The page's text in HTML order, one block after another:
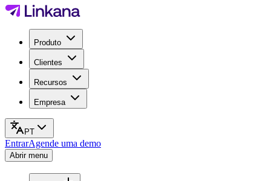
Produto
Clientes
Recursos
Empresa
PT
EntrarAgende uma demo
Abrir menu